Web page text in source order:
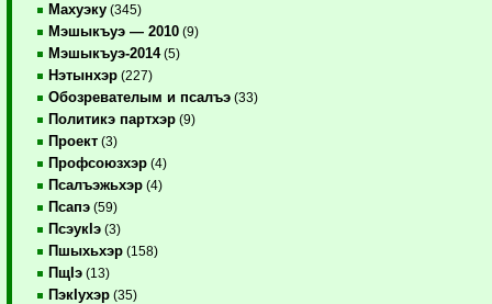
Махуэку (345)
Мэшыкъуэ — 2010 (9)
Мэшыкъуэ-2014(5)
Нэтынхэр (227)
Обозревателым и псалъэ (33)
Политикэ партхэр (9)
Проект (3)
Профсоюзхэр (4)
Псалъэжьхэр (4)
Псапэ (59)
ПсэукIэ (3)
Пшыхьхэр (158)
ПщIэ (13)
ПэкIухэр (35)